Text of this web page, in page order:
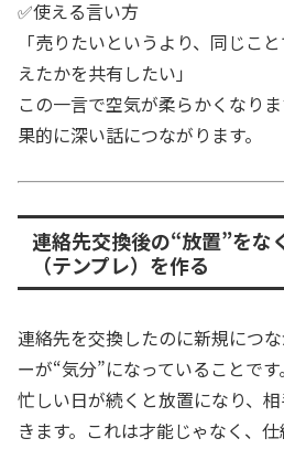
✅使える言い方
「売りたいというより、同じこ
えたかを共有したい」
この一言で空気が柔らかくなり
果的に深い話につながります。
連絡先交換後の“放置”をな
（テンプレ）を作る
連絡先を交換したのに新規につ
ーが“気分”になっていることです。
忙しい日が続くと放置になり、
きます。これは才能じゃなく、仕